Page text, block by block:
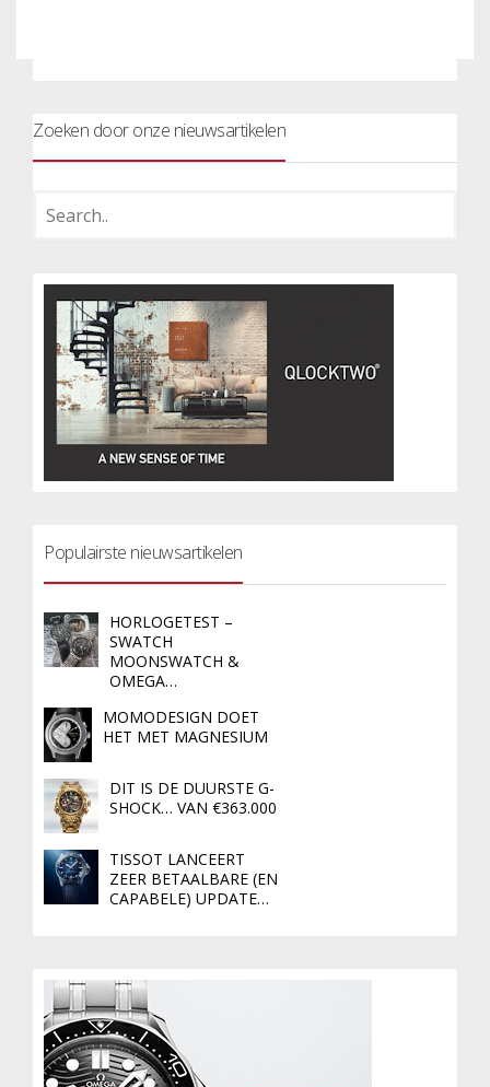
Zoeken door onze nieuwsartikelen
Populairste nieuwsartikelen
HORLOGETEST –
SWATCH
MOONSWATCH &
OMEGA…
MOMODESIGN DOET
HET MET MAGNESIUM
DIT IS DE DUURSTE G-
SHOCK… VAN €363.000
TISSOT LANCEERT
ZEER BETAALBARE (EN
CAPABELE) UPDATE…